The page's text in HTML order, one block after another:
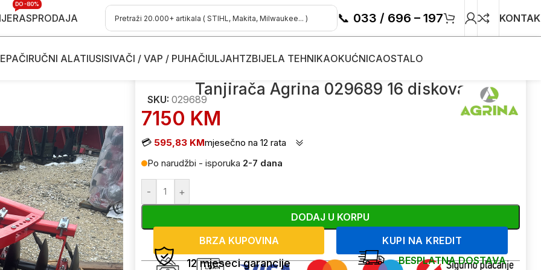
RASPRODAJA
DO -80%
📞 033 / 696 – 197
RUČNI ALATIUSISIVAČI / VAP / PUHAČIULJAHTZBIJELA TEHNIKAOKUĆNICAOSTALO
Tanjirača Agrina 029689 16 diskova
Tanjirača Agrina 029689 16 diskova
SKU: 029689
7150 KM
💳 595,83 KMmjesečno na 12 rata
Po narudžbi - isporuka 2-7 dana
- +
DODAJ U KORPU
BRZA KUPOVINA
KUPI NA KREDIT
12 mjeseci garancije BESPLATNA DOSTAVA